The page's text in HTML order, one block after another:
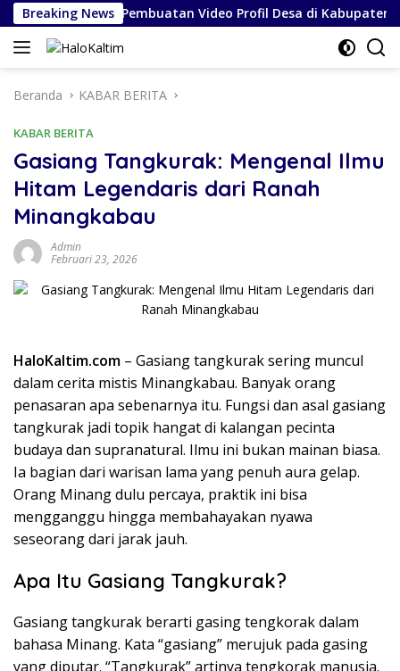
Langsung
ke
konten
Breaking News
Proyek Pembuatan Video Profil Desa di Kabupaten Karo
Beranda KABAR BERITA
KABAR BERITA
Gasiang Tangkurak: Mengenal Ilmu
Hitam Legendaris dari Ranah
Minangkabau
Admin
Februari 23, 2026
HaloKaltim.com – Gasiang tangkurak sering muncul
dalam cerita mistis Minangkabau. Banyak orang
penasaran apa sebenarnya itu. Fungsi dan asal gasiang
tangkurak jadi topik hangat di kalangan pecinta
budaya dan supranatural. Ilmu ini bukan mainan biasa.
Ia bagian dari warisan lama yang penuh aura gelap.
Orang Minang dulu percaya, praktik ini bisa
mengganggu hingga membahayakan nyawa
seseorang dari jarak jauh.
Apa Itu Gasiang Tangkurak?
Gasiang tangkurak berarti gasing tengkorak dalam
bahasa Minang. Kata “gasiang” merujuk pada gasing
yang diputar. “Tangkurak” artinya tengkorak manusia.